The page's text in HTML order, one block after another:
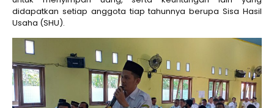
didapatkan setiap anggota tiap tahunnya berupa Sisa Hasil
Usaha (SHU).